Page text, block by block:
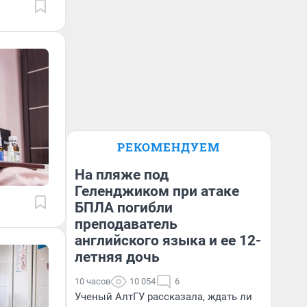
РЕКОМЕНДУЕМ
На пляже под
Геленджиком при атаке
БПЛА погибли
преподаватель
английского языка и ее 12-
летняя дочь
10 часов 10 054 6
Ученый АлтГУ рассказала, ждать ли